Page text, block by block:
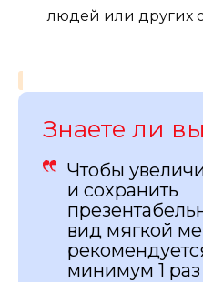
людей или других
Знаете ли
Чтобы
и сохранить
вид мягкой
минимум 1